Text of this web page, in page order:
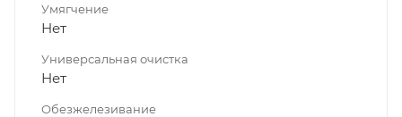
Умягчение
Нет
Универсальная очистка
Нет
Обезжелезивание